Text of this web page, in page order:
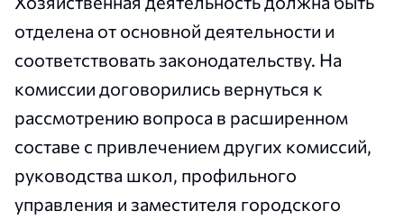
отделена от основной деятельности и
соответствовать законодательству. На
комиссии договорились вернуться к
рассмотрению вопроса в расширенном
составе с привлечением других комиссий,
руководства школ, профильного
управления и заместителя городского